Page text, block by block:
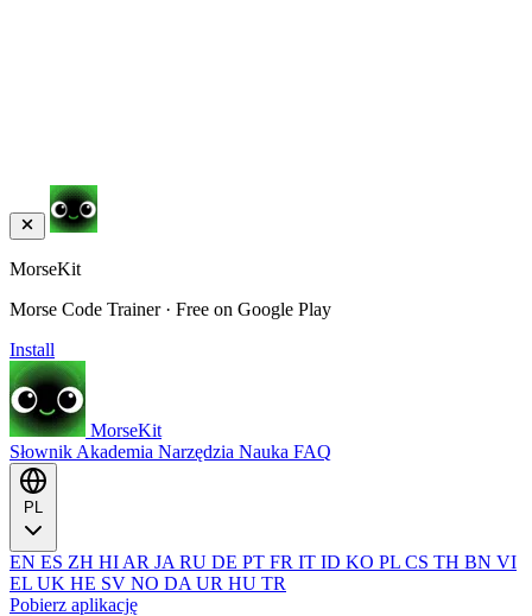
MorseKit
Morse Code Trainer · Free on Google Play
Install
MorseKit
Słownik Akademia Narzędzia Nauka FAQ
EN ES ZH HI AR JA RU DE PT FR IT ID KO PL CS TH BN VI
EL UK HE SV NO DA UR HU TR
Pobierz aplikację